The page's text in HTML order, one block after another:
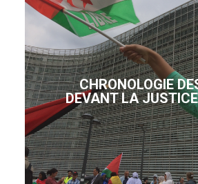
CHRONOLOGIE
DEVANT LA